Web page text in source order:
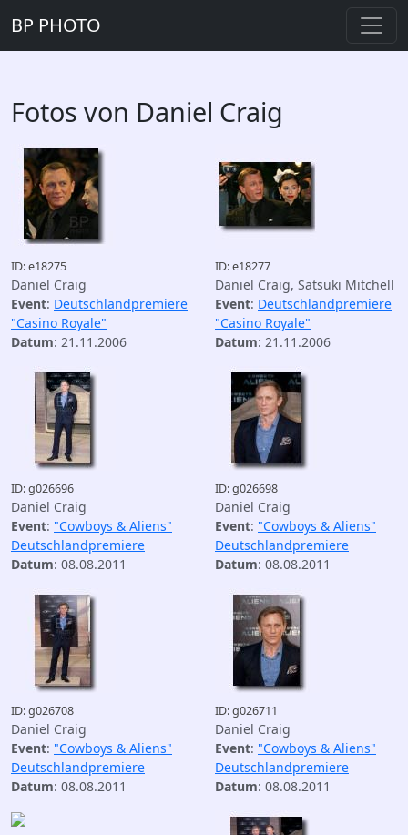
BP PHOTO
Fotos von Daniel Craig
ID: e18275
Daniel Craig
Event: Deutschlandpremiere
"Casino Royale"
Datum: 21.11.2006
ID: e18277
Daniel Craig, Satsuki Mitchell
Event: Deutschlandpremiere
"Casino Royale"
Datum: 21.11.2006
ID: g026696
Daniel Craig
Event: "Cowboys & Aliens"
Deutschlandpremiere
Datum: 08.08.2011
ID: g026698
Daniel Craig
Event: "Cowboys & Aliens"
Deutschlandpremiere
Datum: 08.08.2011
ID: g026708
Daniel Craig
Event: "Cowboys & Aliens"
Deutschlandpremiere
Datum: 08.08.2011
ID: g026711
Daniel Craig
Event: "Cowboys & Aliens"
Deutschlandpremiere
Datum: 08.08.2011